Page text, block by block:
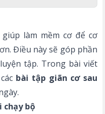
giúp làm mềm cơ để cơ
Điều này sẽ góp phần
tập. Trong bài viết
bài tập giãn cơ sau
chạy bộ